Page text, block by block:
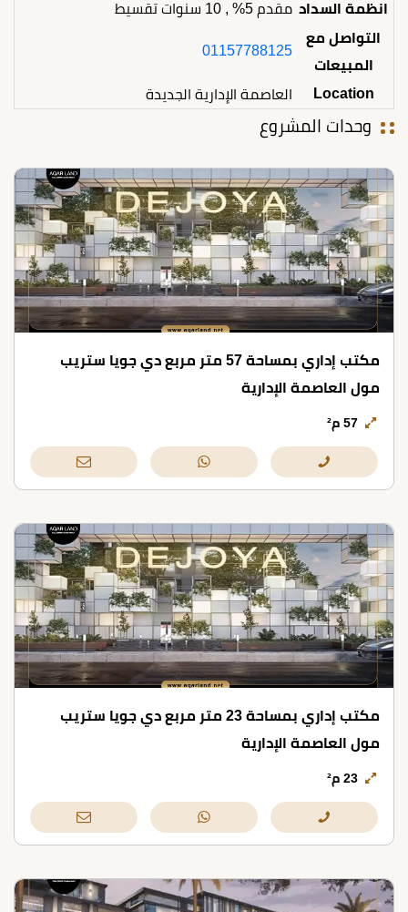
انظمة السداد مقدم 5% , 10 سنوات تقسيط
التواصل مع
المبيعات
01157788125
Location العاصمة الإدارية الجديدة
وحدات المشروع
مكتب إداري بمساحة 57 متر مربع دي جويا ستريب
مول العاصمة الإدارية
57 م²
مكتب إداري بمساحة 23 متر مربع دي جويا ستريب
مول العاصمة الإدارية
23 م²